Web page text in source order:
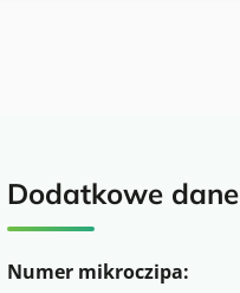
Dodatkowe dane
Numer mikroczipa: